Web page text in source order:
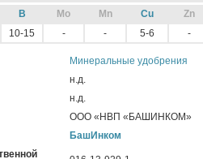
B Mo Mn Cu Zn
10-15 - - 5-6 -
Минеральные удобрения
н.д.
н.д.
ООО «НВП «БАШИНКОМ»
БашИнком